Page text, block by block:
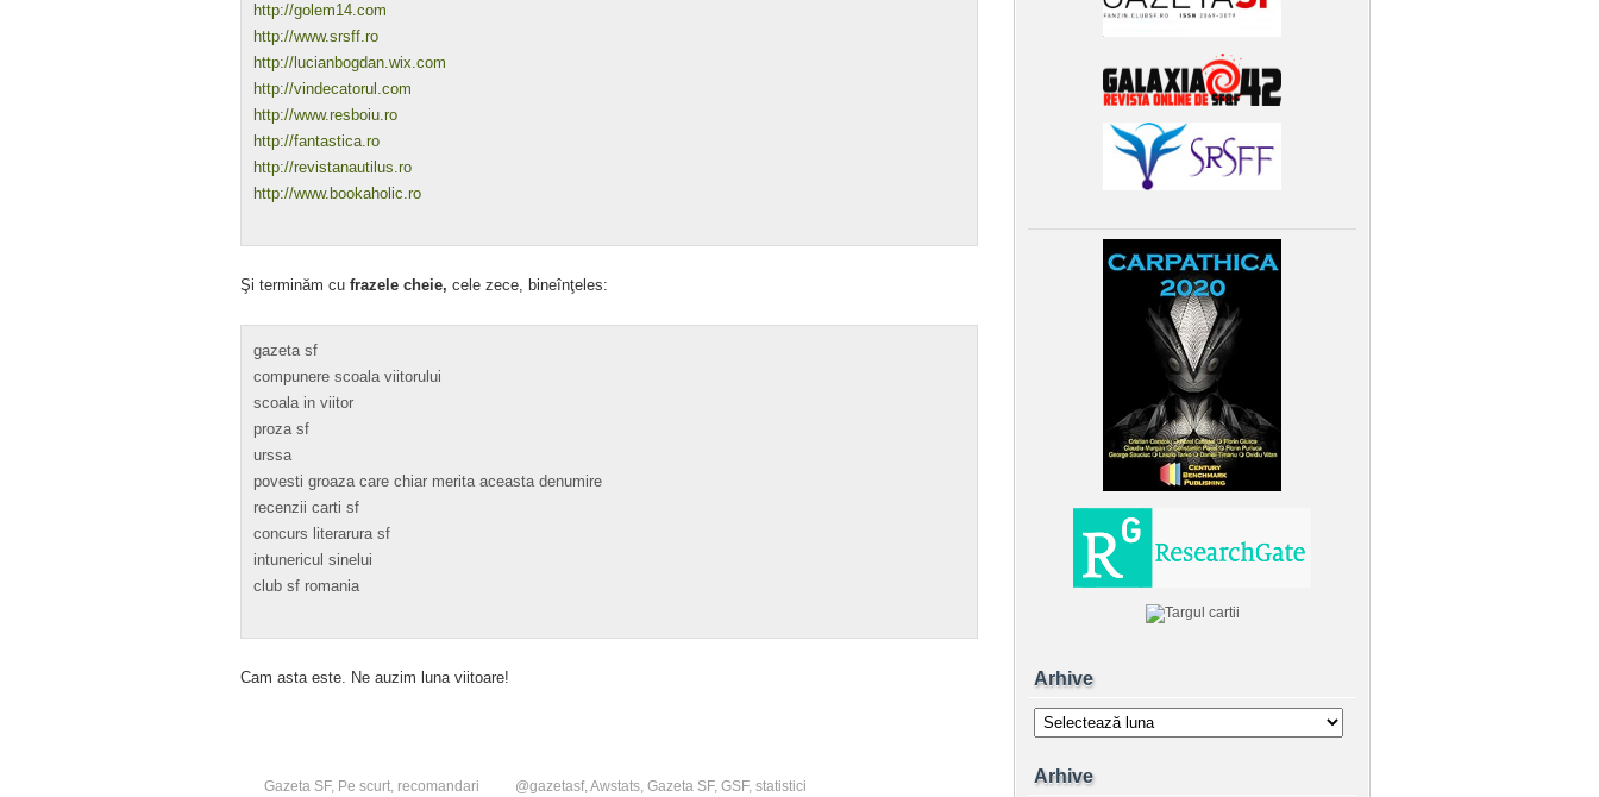
http://golem14.com
http://www.srsff.ro
http://lucianbogdan.wix.com
http://vindecatorul.com
http://www.resboiu.ro
http://fantastica.ro
http://revistanautilus.ro
http://www.bookaholic.ro
Şi terminăm cu frazele cheie, cele zece, bineînţeles:
gazeta sf
compunere scoala viitorului
scoala in viitor
proza sf
urssa
povesti groaza care chiar merita aceasta denumire
recenzii carti sf
concurs literarura sf
intunericul sinelui
club sf romania
Cam asta este. Ne auzim luna viitoare!
Gazeta SF, Pe scurt, recomandari @gazetasf,Awstats, Gazeta SF, GSF, statistici
Arhive
Arhive
Arhive